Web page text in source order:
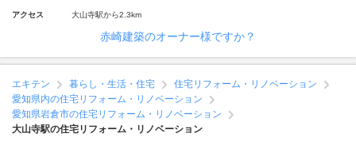
アクセス 大山寺駅から2.3km
赤崎建築のオーナー様ですか？
エキテン 暮らし・生活・住宅
住宅リフォーム・リノベーション
愛知県内の住宅リフォーム・リノベーション
愛知県岩倉市の住宅リフォーム・リノベーション
大山寺駅の住宅リフォーム・リノベーション